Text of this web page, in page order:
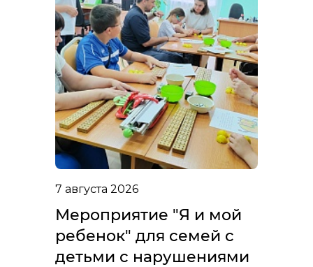
7 августа 2026
Мероприятие "Я и мой
ребенок" для семей с
детьми с нарушениями